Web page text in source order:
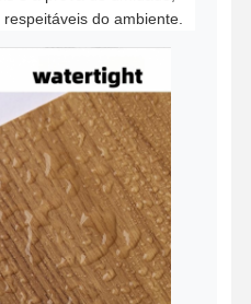
do ambiente.